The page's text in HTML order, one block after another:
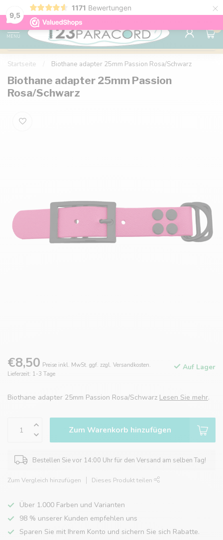
9,5
1171 Bewertungen ×
Kostenlose Lieferung nach Hause ab 150 €
MENU
0
Startseite Biothane adapter 25mm Passion Rosa/Schwarz
Biothane adapter 25mm Passion
Rosa/Schwarz
€8,50 Preise inkl. MwSt. ggf. zzgl. Versandkosten.
Lieferzeit: 1-3 Tage
Auf Lager
Biothane adapter 25mm Passion Rosa/Schwarz Lesen Sie mehr.
Zum Warenkorb hinzufügen
Bestellen Sie vor 14:00 Uhr für den Versand am selben Tag!
Zum Vergleich hinzufügen Dieses Produkt teilen
Über 1.000 Farben und Varianten
98 % unserer Kunden empfehlen uns
Sparen Sie mit Ihrem Konto und sichern Sie sich Rabatte.